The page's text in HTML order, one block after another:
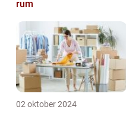
rum
02 oktober 2024